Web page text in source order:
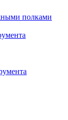
полками